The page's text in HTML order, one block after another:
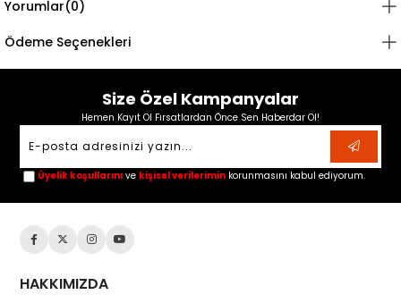
Yorumlar(0)
Ödeme Seçenekleri
Size Özel Kampanyalar
Hemen Kayıt Ol Fırsatlardan Önce Sen Haberdar Ol!
Üyelik koşullarını ve kişisel verilerimin korunmasını kabul ediyorum.
HAKKIMIZDA